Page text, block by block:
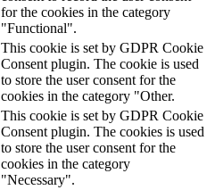
for the cookies in the category
"Functional".
This cookie is set by GDPR Cookie
Consent plugin. The cookie is used
to store the user consent for the
cookies in the category "Other.
This cookie is set by GDPR Cookie
Consent plugin. The cookies is used
to store the user consent for the
cookies in the category
"Necessary".